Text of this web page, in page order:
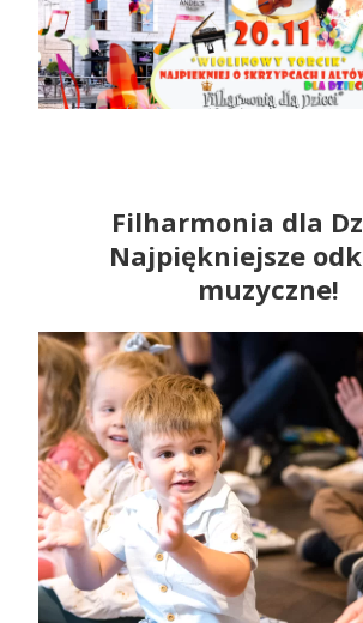
Filharmonia dla
Najpiękniejsze
muzyczne!